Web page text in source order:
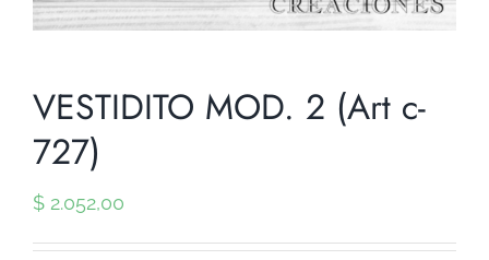
VESTIDITO MOD. 2 (Art c-
727)
$ 2.052,00